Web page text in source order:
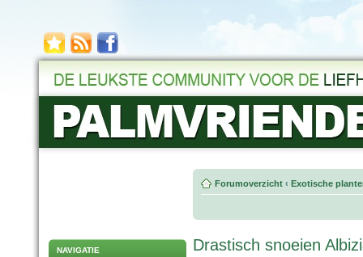
NAVIGATIE
Forumoverzicht ‹ Exotische
Drastisch snoeien